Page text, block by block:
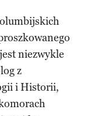
niezwykle
z
i Historii,